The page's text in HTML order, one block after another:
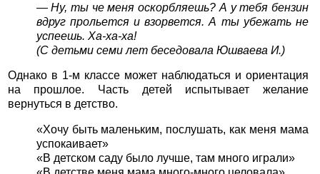
— Ну, ты че меня оскорбляешь? А у тебя бензин
вдруг прольется и взорвется. А ты убежать не
успеешь. Ха-ха-ха!
(С детьми семи лет беседовала Юшваева И.)
Однако в 1-м классе может наблюдаться и ориентация
на прошлое. Часть детей испытывает желание
вернуться в детство.
«Хочу быть маленьким, послушать, как меня мама
успокаивает»
«В детском саду было лучше, там много играли»